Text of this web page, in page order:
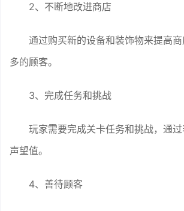
2、不断地改进商店
通过购买新的设备和装饰物来提高
多的顾客。
3、完成任务和挑战
玩家需要完成关卡任务和挑战，通
声望值。
4、善待顾客